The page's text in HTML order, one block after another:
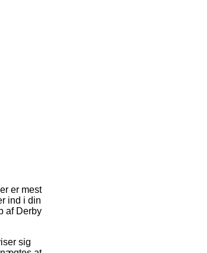
er mest
ind i din
af Derby
sig